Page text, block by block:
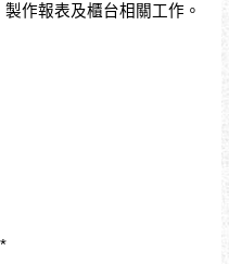
作報表及櫃台相關工作。